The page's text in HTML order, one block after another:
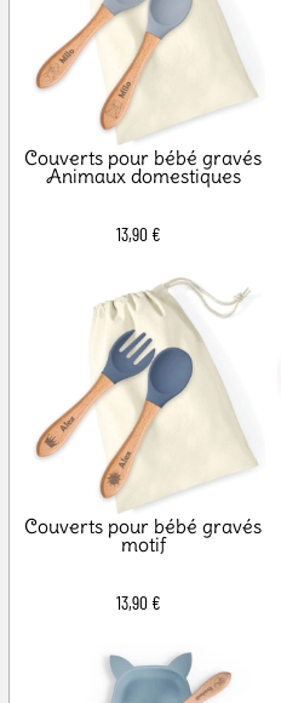
Couverts pour bébé gravés
Animaux domestiques
13,90 €
Couverts pour bébé gravés
motif
13,90 €